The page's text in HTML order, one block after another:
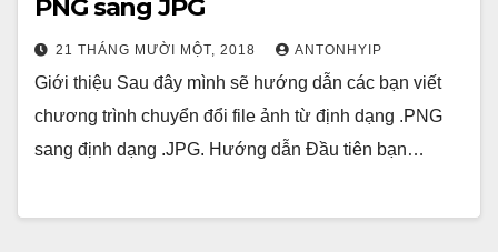
PNG sang JPG
21 THÁNG MƯỜI MỘT, 2018 ANTONHYIP
Giới thiệu Sau đây mình sẽ hướng dẫn các bạn viết
chương trình chuyển đổi file ảnh từ định dạng .PNG
sang định dạng .JPG. Hướng dẫn Đầu tiên bạn…